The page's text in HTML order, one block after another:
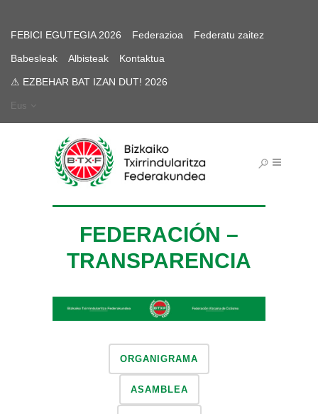
FEBICI EGUTEGIA 2026 Federazioa Federatu zaitez
Babesleak Albisteak Kontaktua
⚠ EZBEHAR BAT IZAN DUT! 2026
Eus
FEDERACIÓN –
TRANSPARENCIA
ORGANIGRAMA
ASAMBLEA